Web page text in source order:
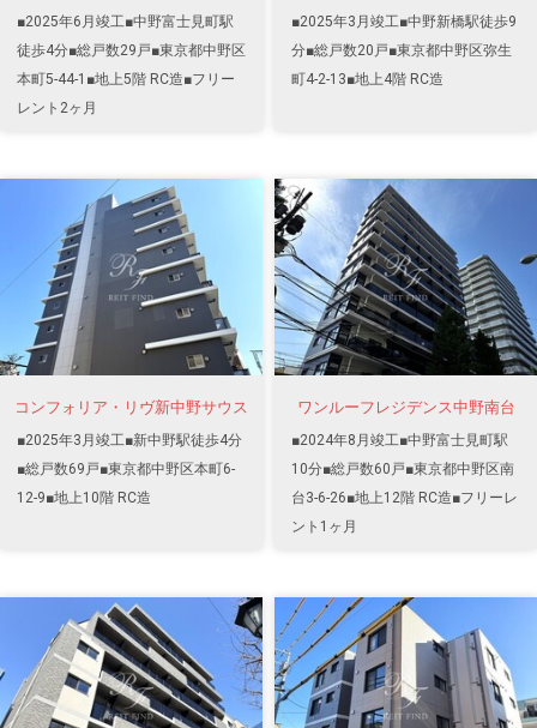
■2025年6月竣工■中野富士見町駅
徒歩4分■総戸数29戸■東京都中野区
本町5-44-1■地上5階 RC造■フリー
レント2ヶ月
■2025年3月竣工■中野新橋駅徒歩9
分■総戸数20戸■東京都中野区弥生
町4-2-13■地上4階 RC造
コンフォリア・リヴ新中野サウス
■2025年3月竣工■新中野駅徒歩4分
■総戸数69戸■東京都中野区本町6-
12-9■地上10階 RC造
ワンルーフレジデンス中野南台
■2024年8月竣工■中野富士見町駅
10分■総戸数60戸■東京都中野区南
台3-6-26■地上12階 RC造■フリーレ
ント1ヶ月